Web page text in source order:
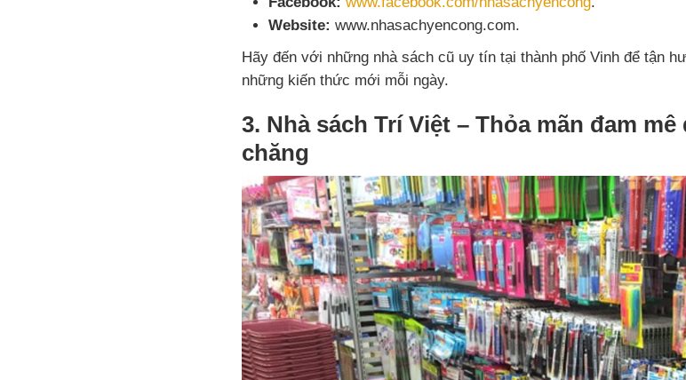
Website: www.nhasachyencong.com.
Hãy đến với những nhà sách cũ uy tín tại thành phố Vinh để tận
những kiến thức mới mỗi ngày.
3. Nhà sách Trí Việt – Thỏa mãn đam
chăng